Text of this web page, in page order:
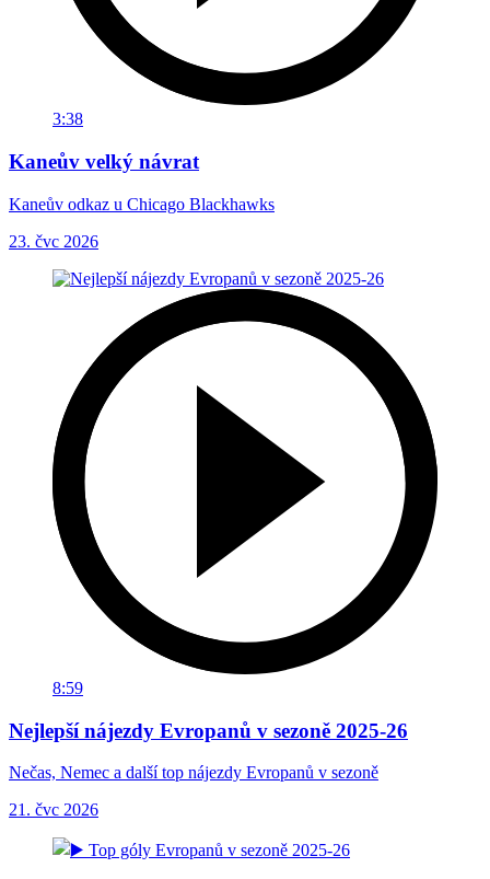
3:38
Kaneův velký návrat
Kaneův odkaz u Chicago Blackhawks
23. čvc 2026
8:59
Nejlepší nájezdy Evropanů v sezoně 2025-26
Nečas, Nemec a další top nájezdy Evropanů v sezoně
21. čvc 2026